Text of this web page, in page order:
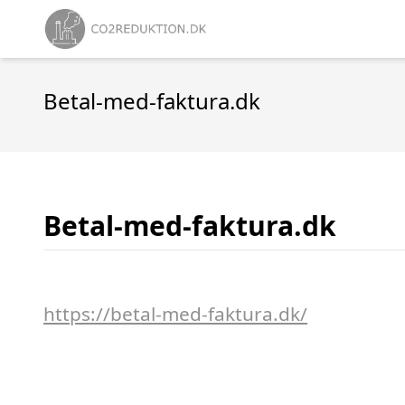
Betal-med-faktura.dk
Betal-med-faktura.dk
https://betal-med-faktura.dk/